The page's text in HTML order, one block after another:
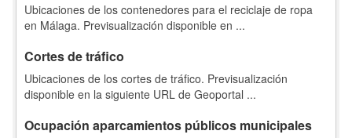
Ubicaciones de los contenedores para el reciclaje de ropa
en Málaga. Previsualización disponible en ...
Cortes de tráfico
Ubicaciones de los cortes de tráfico. Previsualización
disponible en la siguiente URL de Geoportal ...
Ocupación aparcamientos públicos municipales